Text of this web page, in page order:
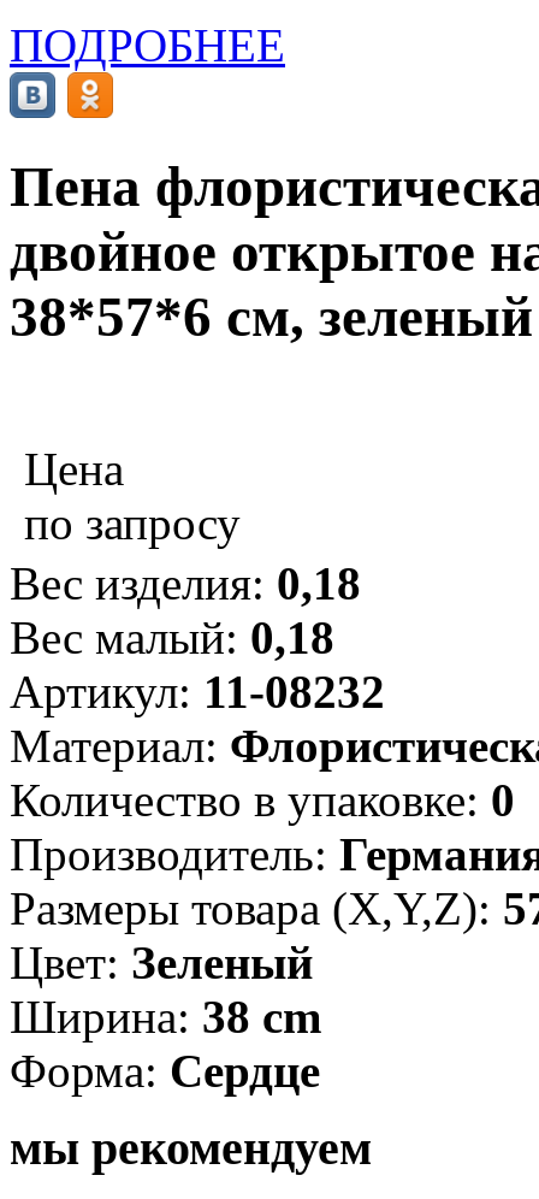
ПОДРОБНЕЕ
Пена
двойное открытое
38*57*6 см, зеленый
Цена
по запросу
Вес изделия: 0,18
Вес малый: 0,18
Артикул: 11-08232
Материал:
Количество в упаковке: 0
Производитель:
Размеры товара (X,Y,Z):
Цвет: Зеленый
Ширина: 38 cm
Форма: Сердце
мы рекомендуем